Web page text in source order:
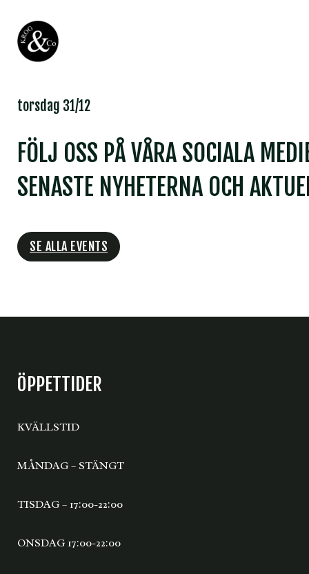
torsdag 31/12
FÖLJ OSS PÅ VÅRA SOCIALA
SENASTE NYHETERNA OCH
SE ALLA EVENTS
ÖPPETTIDER
KVÄLLSTID
MÅNDAG – STÄNGT
TISDAG – 17:00-22:00
ONSDAG 17:00-22:00